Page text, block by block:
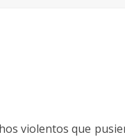
violentos que